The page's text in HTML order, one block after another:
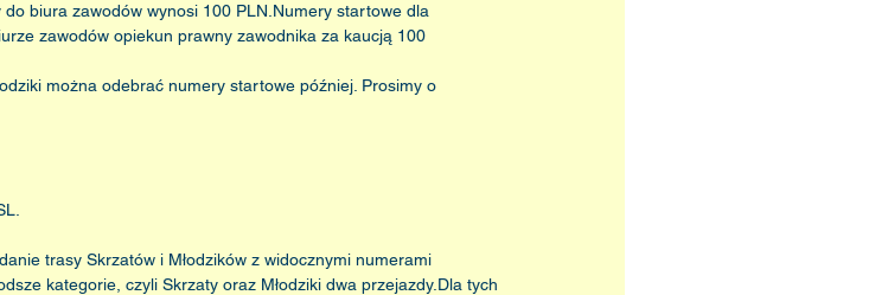
biura zawodów wynosi 100 PLN.Numery startowe dla
zawodów opiekun prawny zawodnika za kaucją 100
można odebrać numery startowe później. Prosimy o
trasy Skrzatów i Młodzików z widocznymi numerami
kategorie, czyli Skrzaty oraz Młodziki dwa przejazdy.Dla tych